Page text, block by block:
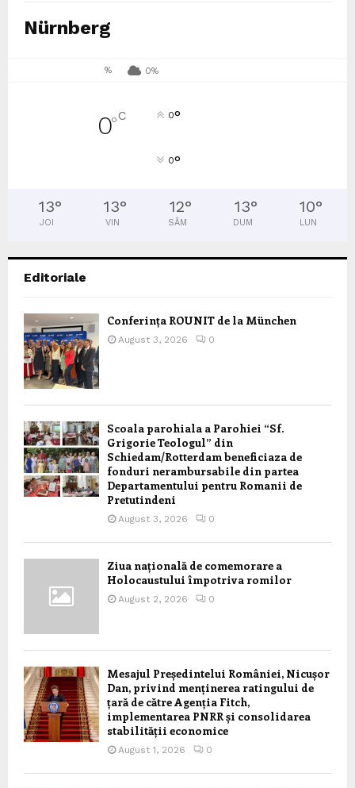
Nürnberg
% 0%
0°C 0°
0°
13°
JOI
13°
VIN
12°
SÂM
13°
DUM
10°
LUN
Editoriale
Conferința ROUNIT de la München
August 3, 2026 0
Scoala parohiala a Parohiei “Sf.
Grigorie Teologul” din
Schiedam/Rotterdam beneficiaza de
fonduri nerambursabile din partea
Departamentului pentru Romanii de
Pretutindeni
August 3, 2026 0
Ziua națională de comemorare a
Holocaustului împotriva romilor
August 2, 2026 0
Mesajul Președintelui României, Nicușor
Dan, privind menținerea ratingului de
țară de către Agenția Fitch,
implementarea PNRR și consolidarea
stabilității economice
August 1, 2026 0